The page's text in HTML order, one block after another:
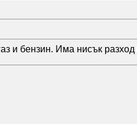
и бензин. Има нисък разход